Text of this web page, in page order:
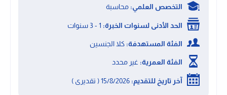
التخصص العلمي: محاسبة
الحد الأدنى لسنوات الخبرة:
الفئة المستهدفة: كلا الجنسين
الفئة العمرية: غير محدد
آخر تاريخ للتقديم: